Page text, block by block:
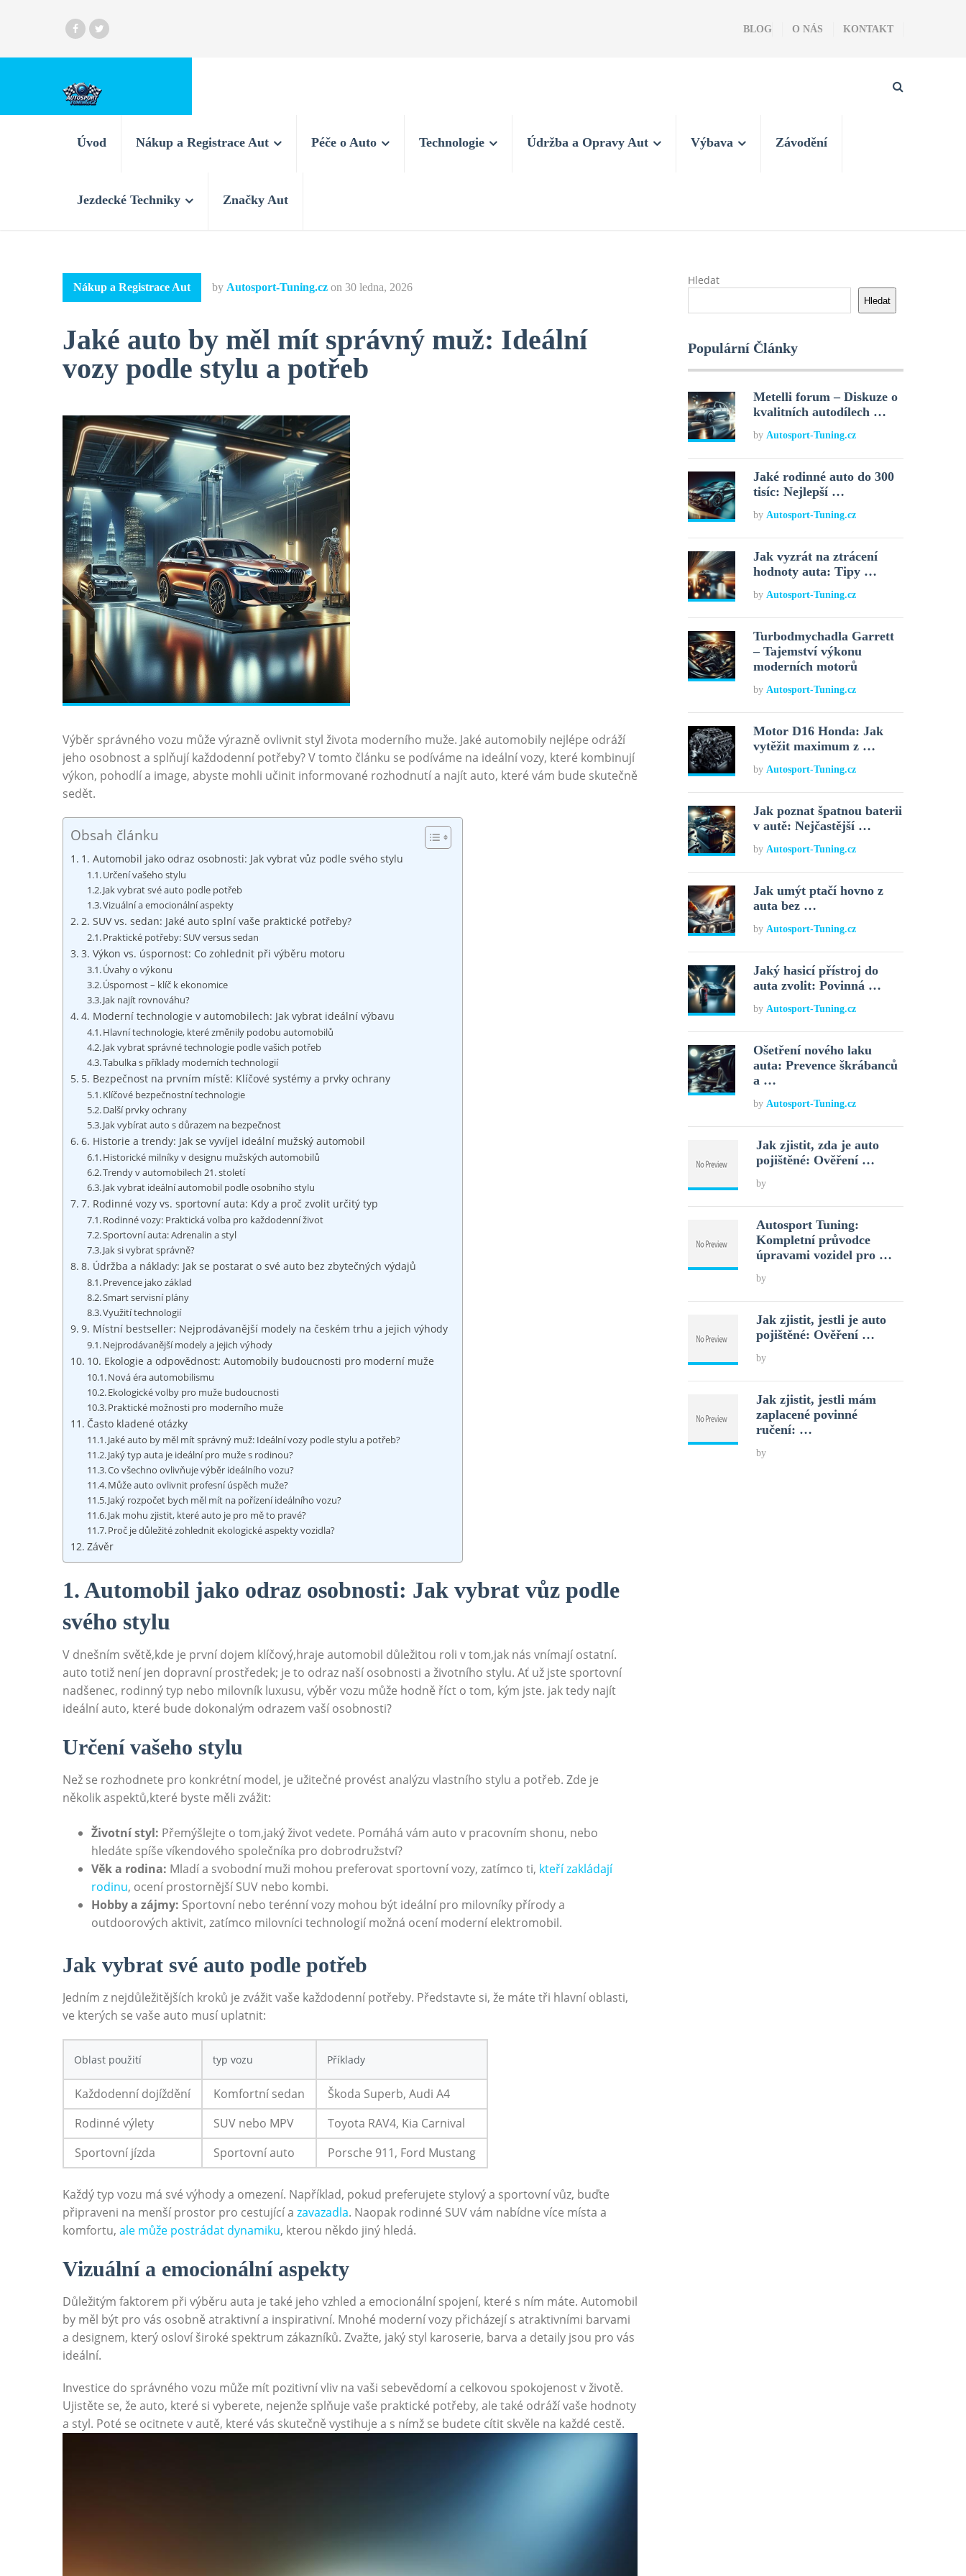
BLOG O NÁS KONTAKT
Úvod Nákup a Registrace Aut Péče o Auto Technologie Údržba a Opravy Aut Výbava Závodění
Jezdecké Techniky Značky Aut
Nákup a Registrace Aut by Autosport-Tuning.cz on 30 ledna, 2026
Jaké auto by měl mít správný muž: Ideální
vozy podle stylu a potřeb
Výběr správného vozu může výrazně ovlivnit styl života moderního muže. Jaké automobily nejlépe odráží
jeho osobnost a splňují každodenní potřeby? V tomto článku se podíváme na ideální vozy, které kombinují
výkon, pohodlí a image, abyste mohli učinit informované rozhodnutí a najít auto, které vám bude skutečně
sedět.
Obsah článku
1. Automobil jako odraz osobnosti: Jak vybrat vůz podle svého stylu
Určení vašeho stylu
Jak vybrat své auto podle potřeb
Vizuální a emocionální aspekty
2. SUV vs. sedan: Jaké auto splní vaše praktické potřeby?
Praktické potřeby: SUV versus sedan
3. Výkon vs. úspornost: Co zohlednit při výběru motoru
Úvahy o výkonu
Úspornost – klíč k ekonomice
Jak najít rovnováhu?
4. Moderní technologie v automobilech: Jak vybrat ideální výbavu
Hlavní technologie, které změnily podobu automobilů
Jak vybrat správné technologie podle vašich potřeb
Tabulka s příklady moderních technologií
5. Bezpečnost na prvním místě: Klíčové systémy a prvky ochrany
Klíčové bezpečnostní technologie
Další prvky ochrany
Jak vybírat auto s důrazem na bezpečnost
6. Historie a trendy: Jak se vyvíjel ideální mužský automobil
Historické milníky v designu mužských automobilů
Trendy v automobilech 21. století
Jak vybrat ideální automobil podle osobního stylu
7. Rodinné vozy vs. sportovní auta: Kdy a proč zvolit určitý typ
Rodinné vozy: Praktická volba pro každodenní život
Sportovní auta: Adrenalin a styl
Jak si vybrat správně?
8. Údržba a náklady: Jak se postarat o své auto bez zbytečných výdajů
Prevence jako základ
Smart servisní plány
Využití technologií
9. Místní bestseller: Nejprodávanější modely na českém trhu a jejich výhody
Nejprodávanější modely a jejich výhody
10. Ekologie a odpovědnost: Automobily budoucnosti pro moderní muže
Nová éra automobilismu
Ekologické volby pro muže budoucnosti
Praktické možnosti pro moderního muže
Často kladené otázky
Jaké auto by měl mít správný muž: Ideální vozy podle stylu a potřeb?
Jaký typ auta je ideální pro muže s rodinou?
Co všechno ovlivňuje výběr ideálního vozu?
Může auto ovlivnit profesní úspěch muže?
Jaký rozpočet bych měl mít na pořízení ideálního vozu?
Jak mohu zjistit, které auto je pro mě to pravé?
Proč je důležité zohlednit ekologické aspekty vozidla?
Závěr
1. Automobil jako odraz osobnosti: Jak vybrat vůz podle
svého stylu
V dnešním světě,kde je první dojem klíčový,hraje automobil důležitou roli v tom,jak nás vnímají ostatní.
auto totiž není jen dopravní prostředek; je to odraz naší osobnosti a životního stylu. Ať už jste sportovní
nadšenec, rodinný typ nebo milovník luxusu, výběr vozu může hodně říct o tom, kým jste. jak tedy najít
ideální auto, které bude dokonalým odrazem vaší osobnosti?
Určení vašeho stylu
Než se rozhodnete pro konkrétní model, je užitečné provést analýzu vlastního stylu a potřeb. Zde je
několik aspektů,které byste měli zvážit:
Životní styl: Přemýšlejte o tom,jaký život vedete. Pomáhá vám auto v pracovním shonu, nebo
hledáte spíše víkendového společníka pro dobrodružství?
Věk a rodina: Mladí a svobodní muži mohou preferovat sportovní vozy, zatímco ti, kteří zakládají
rodinu, ocení prostornější SUV nebo kombi.
Hobby a zájmy: Sportovní nebo terénní vozy mohou být ideální pro milovníky přírody a
outdoorových aktivit, zatímco milovníci technologií možná ocení moderní elektromobil.
Jak vybrat své auto podle potřeb
Jedním z nejdůležitějších kroků je zvážit vaše každodenní potřeby. Představte si, že máte tři hlavní oblasti,
ve kterých se vaše auto musí uplatnit:
Oblast použití typ vozu Příklady
Každodenní dojíždění Komfortní sedan
Škoda Superb, Audi A4
Rodinné výlety
SUV nebo MPV
Toyota RAV4, Kia Carnival
Sportovní jízda
Sportovní auto Porsche 911, Ford Mustang
Každý typ vozu má své výhody a omezení. Například, pokud preferujete stylový a sportovní vůz, buďte
připraveni na menší prostor pro cestující a zavazadla. Naopak rodinné SUV vám nabídne více místa a
komfortu, ale může postrádat dynamiku, kterou někdo jiný hledá.
Vizuální a emocionální aspekty
Důležitým faktorem při výběru auta je také jeho vzhled a emocionální spojení, které s ním máte. Automobil
by měl být pro vás osobně atraktivní a inspirativní. Mnohé moderní vozy přicházejí s atraktivními barvami
a designem, který osloví široké spektrum zákazníků. Zvažte, jaký styl karoserie, barva a detaily jsou pro vás
ideální.
Investice do správného vozu může mít pozitivní vliv na vaši sebevědomí a celkovou spokojenost v životě.
Ujistěte se, že auto, které si vyberete, nejenže splňuje vaše praktické potřeby, ale také odráží vaše hodnoty
a styl. Poté se ocitnete v autě, které vás skutečně vystihuje a s nímž se budete cítit skvěle na každé cestě.
Hledat
Hledat
Populární Články
Metelli forum – Diskuze o
kvalitních autodílech …
byAutosport-Tuning.cz
Jaké rodinné auto do 300
tisíc: Nejlepší …
byAutosport-Tuning.cz
Jak vyzrát na ztrácení
hodnoty auta: Tipy …
byAutosport-Tuning.cz
Turbodmychadla Garrett
– Tajemství výkonu
moderních motorů
byAutosport-Tuning.cz
Motor D16 Honda: Jak
vytěžit maximum z …
byAutosport-Tuning.cz
Jak poznat špatnou baterii
v autě: Nejčastější …
byAutosport-Tuning.cz
Jak umýt ptačí hovno z
auta bez …
byAutosport-Tuning.cz
Jaký hasicí přístroj do
auta zvolit: Povinná …
byAutosport-Tuning.cz
Ošetření nového laku
auta: Prevence škrábanců
a …
byAutosport-Tuning.cz
Jak zjistit, zda je auto
pojištěné: Ověření …
by
Autosport Tuning:
Kompletní průvodce
úpravami vozidel pro …
by
Jak zjistit, jestli je auto
pojištěné: Ověření …
by
Jak zjistit, jestli mám
zaplacené povinné
ručení: …
by